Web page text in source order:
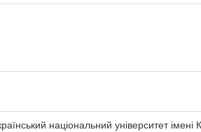
національний університет